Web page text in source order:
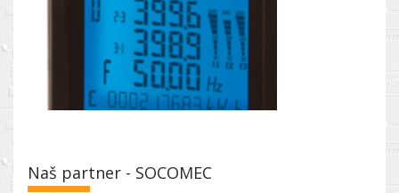
Naš partner - SOCOMEC